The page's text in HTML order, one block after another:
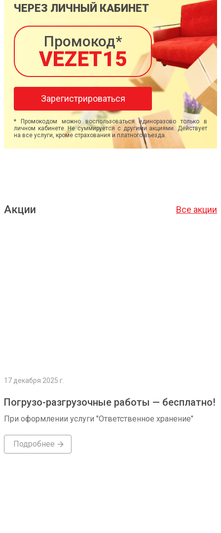
ЧЕРЕЗ ЛИЧНЫЙ КАБИНЕТ
Промокод*
VEZET15
Зарегистрироваться
* Промокодом можно воспользоваться единоразово только в
личном кабинете. Не суммируется с другими акциями. Действует
на все услуги, кроме страхования и платного въезда.
Акции Все акции
17 декабря 2025 г.
Погрузо-разгрузочные работы — бесплатно!
При оформлении услуги "Ответственное хранение"
Подробнее